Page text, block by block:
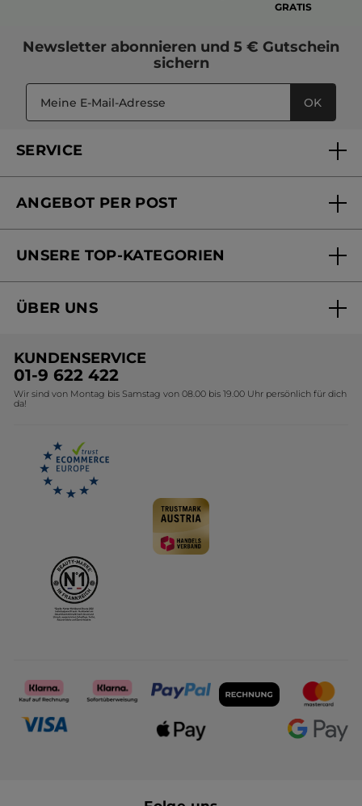
GRATIS
Newsletter abonnieren und 5 € Gutschein
sichern
OK
SERVICE
Mein Konto
Online Preisliste
ANGEBOT PER POST
Versandhandel Preisliste
UNSERE TOP-KATEGORIEN
Black Friday Yves Rocher
Geschenkideen Yves Rocher
Kollektion Monoi Yves Rocher
ÜBER UNS
Umweltstiftung YR
Affiliate Programm
KUNDENSERVICE
01-9 622 422
Wir sind von Montag bis Samstag von 08.00 bis 19.00 Uhr persönlich für dich
da!